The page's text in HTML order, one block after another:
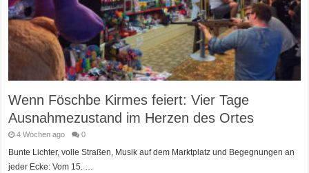
Wenn Föschbe Kirmes feiert: Vier Tage
Ausnahmezustand im Herzen des Ortes
4 Wochen ago 0
Bunte Lichter, volle Straßen, Musik auf dem Marktplatz und Begegnungen an
jeder Ecke: Vom 15. …